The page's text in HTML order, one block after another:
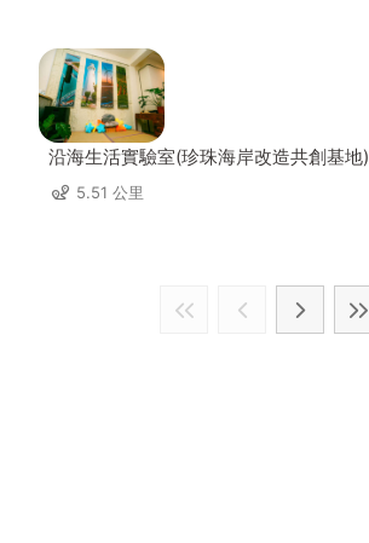
沿海生活實驗室(珍珠海岸改造共創基地)
5.51 公里